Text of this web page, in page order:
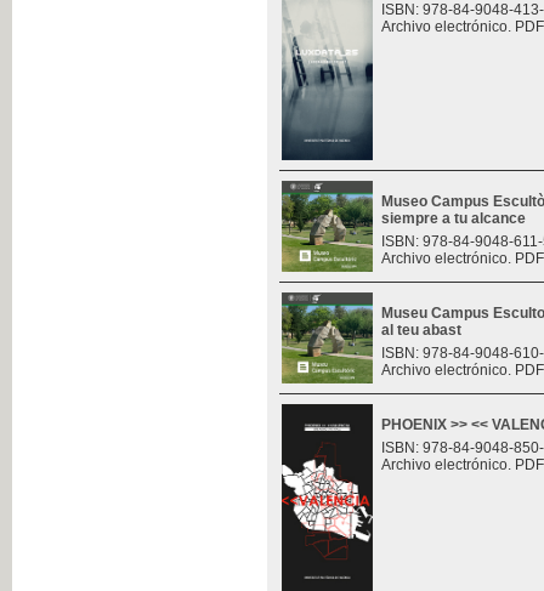
ISBN: 978-84-9048-
Archivo electrónico.
Museo Campus
siempre a tu alcance
ISBN: 978-84-9048-
Archivo electrónico.
Museu Campus
al teu abast
ISBN: 978-84-9048-
Archivo electrónico.
PHOENIX >> <<
ISBN: 978-84-9048-
Archivo electrónico.